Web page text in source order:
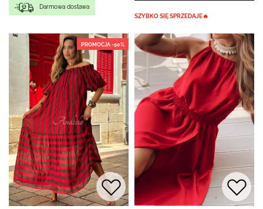
Darmowa dostawa
SZYBKO SIĘ SPRZEDAJE🔥
PROMOCJA -50%
BESTSELLER